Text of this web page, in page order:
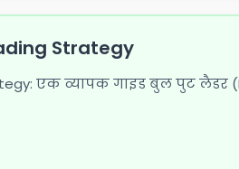
Strategy
एक व्यापक गाइड बुल पुट